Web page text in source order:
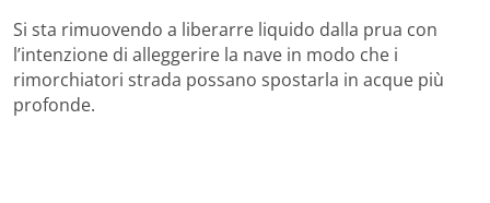
Si sta rimuovendo a liberarre liquido dalla prua con
l’intenzione di alleggerire la nave in modo che i
rimorchiatori strada possano spostarla in acque più
profonde.